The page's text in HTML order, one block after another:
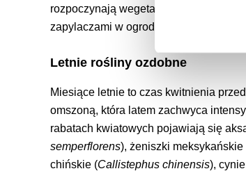
rozpoczynają wegetację wiosną,
zapylaczami w ogrodzie.
Letnie rośliny ozdobne
Miesiące letnie to czas kwitnienia
omszoną, która latem zachwyca
rabatach kwiatowych pojawiają się
semperflorens), żeniszki meksykańskie
chińskie (Callistephus chinensis),